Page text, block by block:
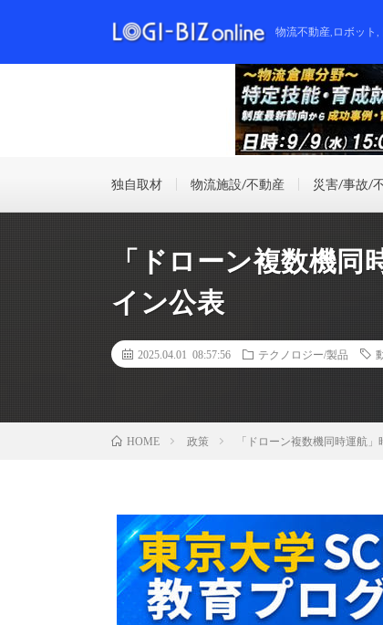
物流不動産,ロボット
独自取材 物流施設/不動産 災害/事故/
「ドローン複数機
イン公表
2025.04.01 08:57:56 テクノロジー/製品
HOME 政策 「ドローン複数機同時運航